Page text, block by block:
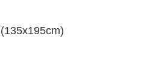
(135x195cm)